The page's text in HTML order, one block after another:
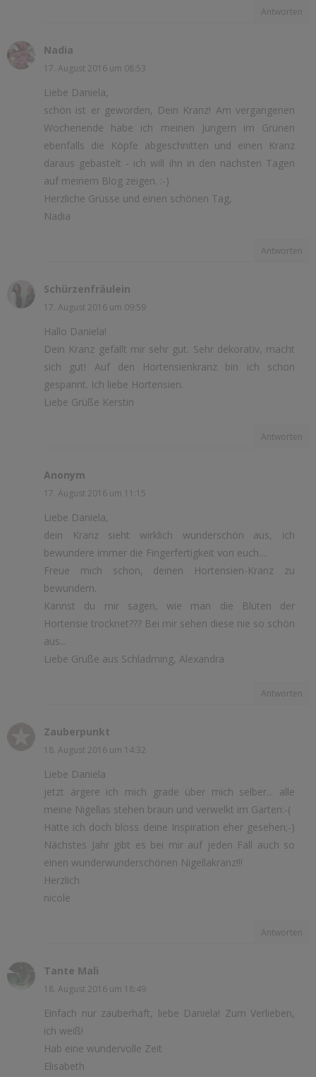
Antworten
Nadia
17. August 2016 um 08:53
Liebe Daniela,
schön ist er geworden, Dein Kranz! Am vergangenen
Wochenende habe ich meinen Jungern im Grünen
ebenfalls die Köpfe abgeschnitten und einen Kranz
daraus gebastelt - ich will ihn in den nächsten Tagen
auf meinem Blog zeigen. :-)
Herzliche Grüsse und einen schönen Tag,
Nadia
Antworten
Schürzenfräulein
17. August 2016 um 09:59
Hallo Daniela!
Dein Kranz gefällt mir sehr gut. Sehr dekorativ, macht
sich gut! Auf den Hortensienkranz bin ich schon
gespannt. Ich liebe Hortensien.
Liebe Grüße Kerstin
Antworten
Anonym
17. August 2016 um 11:15
Liebe Daniela,
dein Kranz sieht wirklich wunderschön aus, ich
bewundere immer die Fingerfertigkeit von euch....
Freue mich schon, deinen Hortensien-Kranz zu
bewundern.
Kannst du mir sagen, wie man die Blüten der
Hortensie trocknet??? Bei mir sehen diese nie so schön
aus...
Liebe Grüße aus Schladming, Alexandra
Antworten
Zauberpunkt
18. August 2016 um 14:32
Liebe Daniela
jetzt ärgere ich mich grade über mich selber... alle
meine Nigellas stehen braun und verwelkt im Garten:-(
Hätte ich doch bloss deine Inspiration eher gesehen;-)
Nächstes Jahr gibt es bei mir auf jeden Fall auch so
einen wunderwunderschönen Nigellakranz!!!
Herzlich
nicole
Antworten
Tante Mali
18. August 2016 um 18:49
Einfach nur zauberhaft, liebe Daniela! Zum Verlieben,
ich weiß!
Hab eine wundervolle Zeit
Elisabeth